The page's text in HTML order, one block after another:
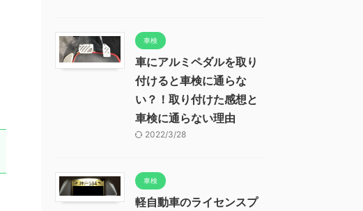
車検
車にアルミペダルを取り
付けると車検に通らな
い？！取り付けた感想と
車検に通らない理由
2022/3/28
車検
軽自動車のライセンスプ